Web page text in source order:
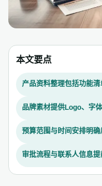
本文要点
产品资料整理包括功能
品牌素材提供Logo、字
预算范围与时间安排明
审批流程与联系人信息